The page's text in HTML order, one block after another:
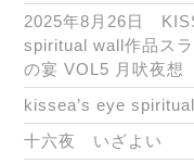
2025年8月26日
spiritual wall作品ス
の宴 VOL5 月吠夜想
kissea’s eye
十六夜 いざよい